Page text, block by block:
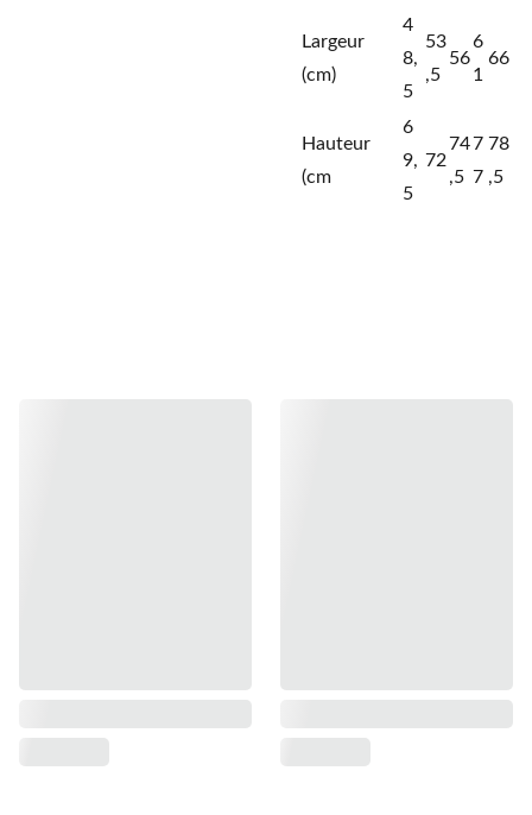
Largeur
(cm)
4
8,
5
53
,5
56
6
1
66
Hauteur
(cm
6
9,
5
72
74
,5
7
7
78
,5